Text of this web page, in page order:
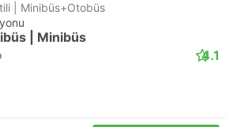
| Minibüs+Otobüs
| Minibüs
4.1